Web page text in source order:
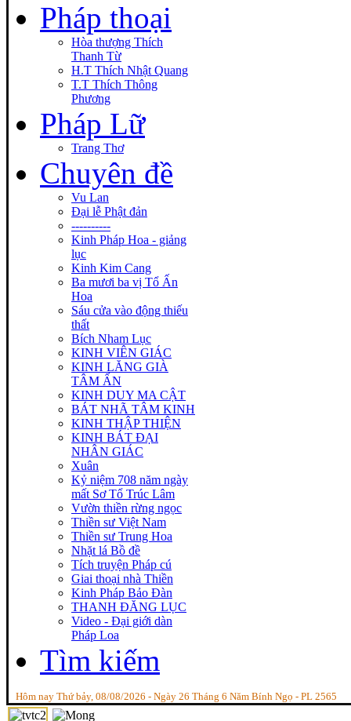
Pháp thoại
Hòa thượng Thích
Thanh Từ
H.T Thích Nhật Quang
T.T Thích Thông
Phương
Pháp Lữ
Trang Thơ
Chuyên đề
Vu Lan
Đại lễ Phật đản
----------
Kinh Pháp Hoa - giảng
lục
Kinh Kim Cang
Ba mươi ba vị Tổ Ấn
Hoa
Sáu cửa vào động thiếu
thất
Bích Nham Lục
KINH VIÊN GIÁC
KINH LĂNG GIÀ
TÂM ẤN
KINH DUY MA CẬT
BÁT NHÃ TÂM KINH
KINH THẬP THIỆN
KINH BÁT ĐẠI
NHÂN GIÁC
Xuân
Kỷ niệm 708 năm ngày
mất Sơ Tổ Trúc Lâm
Vườn thiền rừng ngọc
Thiền sư Việt Nam
Thiền sư Trung Hoa
Nhặt lá Bồ đề
Tích truyện Pháp cú
Giai thoại nhà Thiền
Kinh Pháp Bảo Đàn
THANH ĐĂNG LỤC
Video - Đại giới dàn
Pháp Loa
Tìm kiếm
Hôm nay Thứ bảy, 08/08/2026 - Ngày 26 Tháng 6 Năm Bính Ngọ - PL 2565